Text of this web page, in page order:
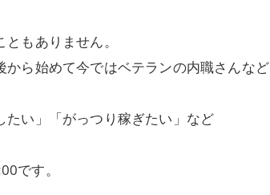
もありません。
ら始めて今ではベテランの内職さんなど
たい」「がっつり稼ぎたい」など
です。